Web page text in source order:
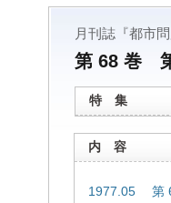
月刊誌『都市
第 68 巻
特 集
内 容
1977.05 第